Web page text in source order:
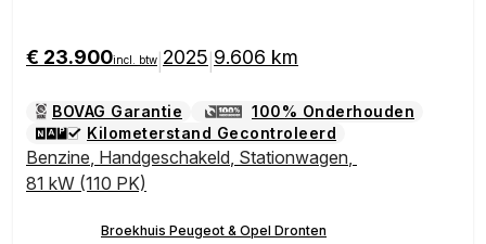
TTERENDE STAAT !!
€ 23.900incl. btw 2025 9.606 km
BOVAG Garantie
100% Onderhouden
Kilometerstand Gecontroleerd
Benzine, Handgeschakeld, Stationwagen,
81 kW (110 PK)
Broekhuis Peugeot & Opel Dronten